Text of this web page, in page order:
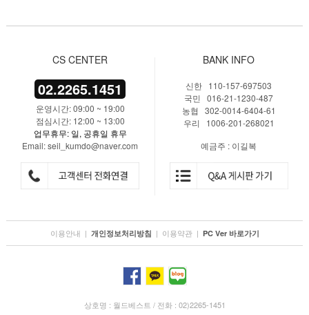
CS CENTER
02.2265.1451
운영시간: 09:00 ~ 19:00
점심시간: 12:00 ~ 13:00
업무휴무: 일, 공휴일 휴무
Email: seil_kumdo@naver.com
BANK INFO
신한 110-157-697503
국민 016-21-1230-487
농협 302-0014-6404-61
우리 1006-201-268021
예금주 : 이길복
이용안내 | 개인정보처리방침 | 이용약관 | PC Ver 바로가기
상호명 : 월드베스트 / 전화 : 02)2265-1451